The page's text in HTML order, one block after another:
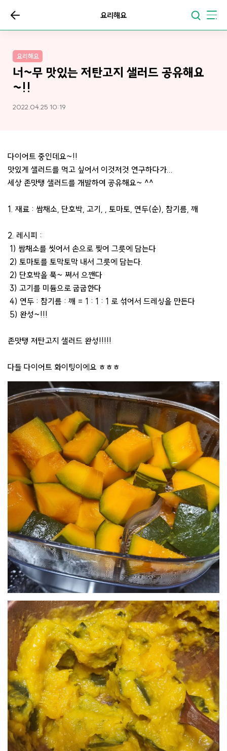
요리해요
요리해요
너~무 맛있는 저탄고지 샐러드 공유해요
~!!
2022.04.25 10:19
다이어트 중인데요~!!
맛있게 샐러드를 먹고 싶어서 이것저것 연구하다가...
세상 존맛탱 샐러드를 개발하여 공유해요~ ^^
1. 재료 : 쌈채소, 단호박, 고기, , 토마토, 연두(순), 참기름, 깨
2. 레시피 :
1) 쌈채소를 씻어서 손으로 찢어 그릇에 담는다
2) 토마토를 토막토막 내서 그릇에 담는다.
2) 단호박을 푹~ 쪄서 으깬다
3) 고기를 미듐으로 굽굽한다
4) 연두 : 참기름 : 깨 = 1 : 1 : 1 로 섞어서 드레싱을 만든다
5) 완성~!!!
존맛탱 저탄고지 샐러드 완성!!!!!
다들 다이어트 화이팅이에요 ㅎㅎㅎ